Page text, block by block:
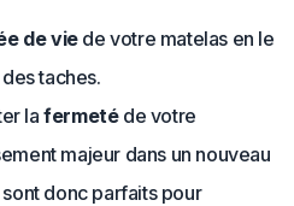
de viede votre matelas en le
taches.
lafermetéde votre
majeur dans un nouveau
donc parfaits pour